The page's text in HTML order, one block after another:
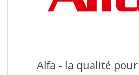
Alfa - la qualité